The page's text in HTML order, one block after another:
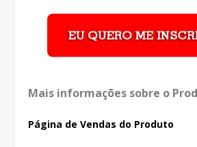
Mais informações sobre o
Página de Vendas do Produto